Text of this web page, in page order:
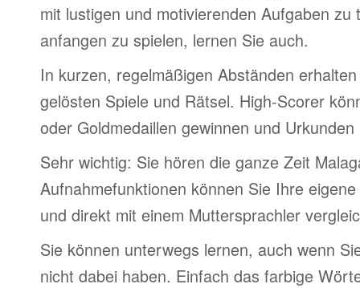
mit lustigen und motivierenden Aufgaben zu
anfangen zu spielen, lernen Sie auch.
In kurzen, regelmäßigen Abständen
gelösten Spiele und Rätsel. High-Scorer
oder Goldmedaillen gewinnen und
Sehr wichtig: Sie hören die ganze Zeit
Aufnahmefunktionen können Sie Ihre
und direkt mit einem Muttersprachler
Sie können unterwegs lernen, auch wenn
nicht dabei haben. Einfach das farbige